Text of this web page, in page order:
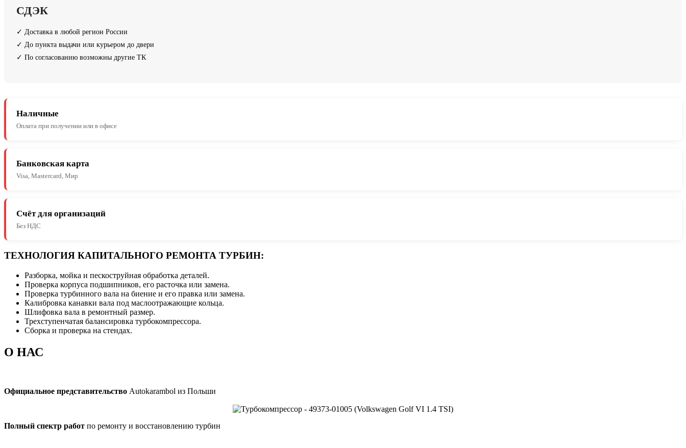
СДЭК
✓ Доставка в любой регион России
✓ До пункта выдачи или курьером до двери
✓ По согласованию возможны другие ТК
Наличные
Оплата при получении или в офисе
Банковская карта
Visa, Mastercard, Мир
Счёт для организаций
Без НДС
ТЕХНОЛОГИЯ КАПИТАЛЬНОГО РЕМОНТА ТУРБИН:
Разборка, мойка и пескоструйная обработка деталей.
Проверка корпуса подшипников, его расточка или замена.
Проверка турбинного вала на биение и его правка или замена.
Калибровка канавки вала под маслоотражающие кольца.
Шлифовка вала в ремонтный размер.
Трехступенчатая балансировка турбокомпрессора.
Сборка и проверка на стендах.
О НАС
Официальное представительство Autokarambol из Польши
Полный спектр работ по ремонту и восстановлению турбин